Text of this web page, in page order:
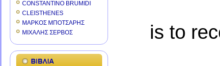
CONSTANTINO BRUMIDI
CLEISTHENES
ΜΑΡΚΟΣ ΜΠΟΤΣΑΡΗΣ
ΜΙΧΑΛΗΣ ΣΕΡΒΟΣ
is to